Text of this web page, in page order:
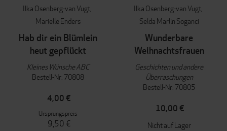
Ilka Osenberg-van Vugt
Marielle Enders
Hab dir ein Blümlein
heut gepflückt
Kleines Wünsche ABC
Bestell-Nr: 70808
4,00 €
Ursprungspreis
9,50 €
Ilka Osenberg-van Vugt
Selda Marlin Soganci
Wunderbare
Weihnachtsfrauen
Geschichten und andere
Überraschungen
Bestell-Nr: 70805
10,00 €
Nicht auf Lager